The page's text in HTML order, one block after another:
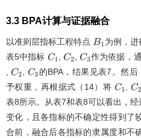
3.3 BPA计算与证据融合
以准则层指标工程特点 B1 为例，进
表5中指标 C1, C2,C3作为依据，
, C2, C3的BPA，结果见表7。然后
予权重，再根据式（14）将 C1, C2
表8所示。从表7和表8可以看出，经
变化，且各指标的不确定性得到了
合前，融合后各指标的隶属度和不